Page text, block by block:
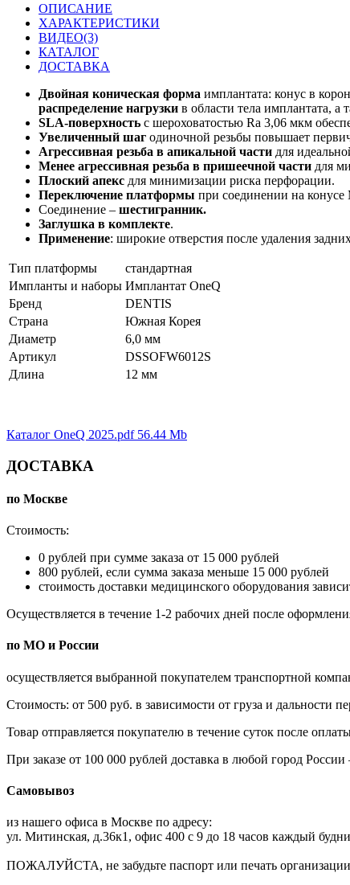
ОПИСАНИЕ
ХАРАКТЕРИСТИКИ
ВИДЕО(3)
КАТАЛОГ
ДОСТАВКА
Двойная коническая форма имплантата: конус в
распределение нагрузки в области тела имплантата, а
SLA-поверхность с шероховатостью Ra 3,06 мкм
Увеличенный шаг одиночной резьбы повышает
Агрессивная резьба в апикальной части для
Менее агрессивная резьба в пришеечной части для
Плоский апекс для минимизации риска перфорации.
Переключение платформы при соединении на конусе
Соединение – шестигранник.
Заглушка в комплекте.
Применение: широкие отверстия после удаления
Тип платформы
стандартная
Импланты и наборы Имплантат OneQ
Бренд
DENTIS
Страна
Южная Корея
Диаметр
6,0 мм
Артикул
DSSOFW6012S
Длина
12 мм
Каталог OneQ 2025.pdf 56.44 Mb
ДОСТАВКА
по Москве
Стоимость:
0 рублей при сумме заказа от 15 000 рублей
800 рублей, если сумма заказа меньше 15 000 рублей
стоимость доставки медицинского оборудования
Осуществляется в течение 1-2 рабочих дней после
по МО и России
осуществляется выбранной покупателем транспортной
Стоимость: от 500 руб. в зависимости от груза и дальности
Товар отправляется покупателю в течение суток после
При заказе от 100 000 рублей доставка в любой город
Самовывоз
из нашего офиса в Москве по адресу:
ул. Митинская, д.36к1, офис 400 с 9 до 18 часов каждый
ПОЖАЛУЙСТА, не забудьте паспорт или печать